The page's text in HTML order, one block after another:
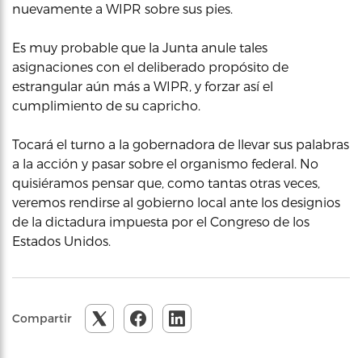
nuevamente a WIPR sobre sus pies.
Es muy probable que la Junta anule tales
asignaciones con el deliberado propósito de
estrangular aún más a WIPR, y forzar así el
cumplimiento de su capricho.
Tocará el turno a la gobernadora de llevar sus palabras
a la acción y pasar sobre el organismo federal. No
quisiéramos pensar que, como tantas otras veces,
veremos rendirse al gobierno local ante los designios
de la dictadura impuesta por el Congreso de los
Estados Unidos.
Compartir